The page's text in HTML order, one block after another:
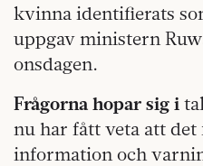
kvinna identifierats
uppgav ministern
onsdagen.
Frågorna hopar sig i
nu har fått veta att
information och